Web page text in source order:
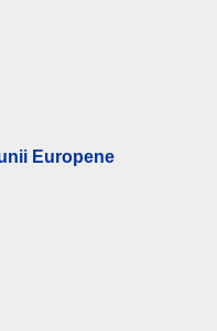
Europene